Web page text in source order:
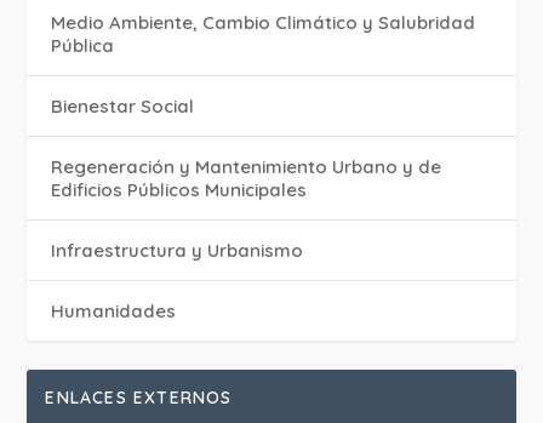
Medio Ambiente, Cambio Climático y Salubridad
Pública
Bienestar Social
Regeneración y Mantenimiento Urbano y de
Edificios Públicos Municipales
Infraestructura y Urbanismo
Humanidades
ENLACES EXTERNOS